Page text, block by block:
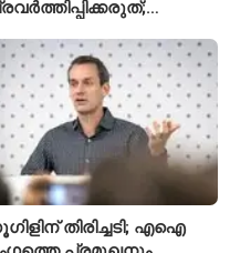
വിലക്ക്
തിരിച്ചടി; എഐ